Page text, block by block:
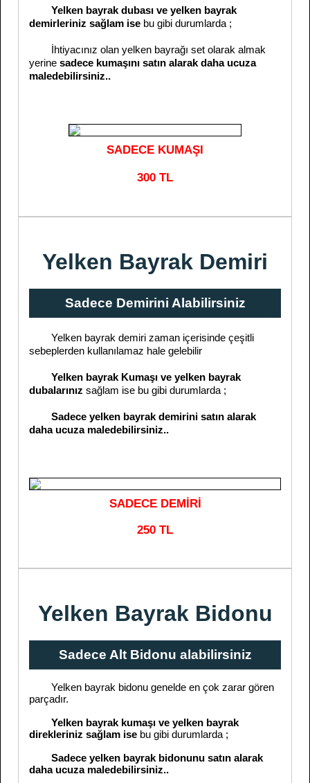
Yelken bayrak dubası ve yelken bayrak
demirleriniz sağlam ise bu gibi durumlarda ;
İhtiyacınız olan yelken bayrağı set olarak almak
yerine sadece kumaşını satın alarak daha ucuza
maledebilirsiniz..
SADECE KUMAŞI
300 TL
Yelken Bayrak Demiri
Sadece Demirini Alabilirsiniz
Yelken bayrak demiri zaman içerisinde çeşitli
sebeplerden kullanılamaz hale gelebilir
Yelken bayrak Kumaşı ve yelken bayrak
dubalarınız sağlam ise bu gibi durumlarda ;
Sadece yelken bayrak demirini satın alarak
daha ucuza maledebilirsiniz..
SADECE DEMİRİ
250 TL
Yelken Bayrak Bidonu
Sadece Alt Bidonu alabilirsiniz
Yelken bayrak bidonu genelde en çok zarar gören
parçadır.
Yelken bayrak kumaşı ve yelken bayrak
direkleriniz sağlam ise bu gibi durumlarda ;
Sadece yelken bayrak bidonunu satın alarak
daha ucuza maledebilirsiniz..